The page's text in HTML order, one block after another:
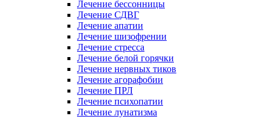
Лечение бессонницы
Лечение СДВГ
Лечение апатии
Лечение шизофрении
Лечение стресса
Лечение белой горячки
Лечение нервных тиков
Лечение агорафобии
Лечение ПРЛ
Лечение психопатии
Лечение лунатизма